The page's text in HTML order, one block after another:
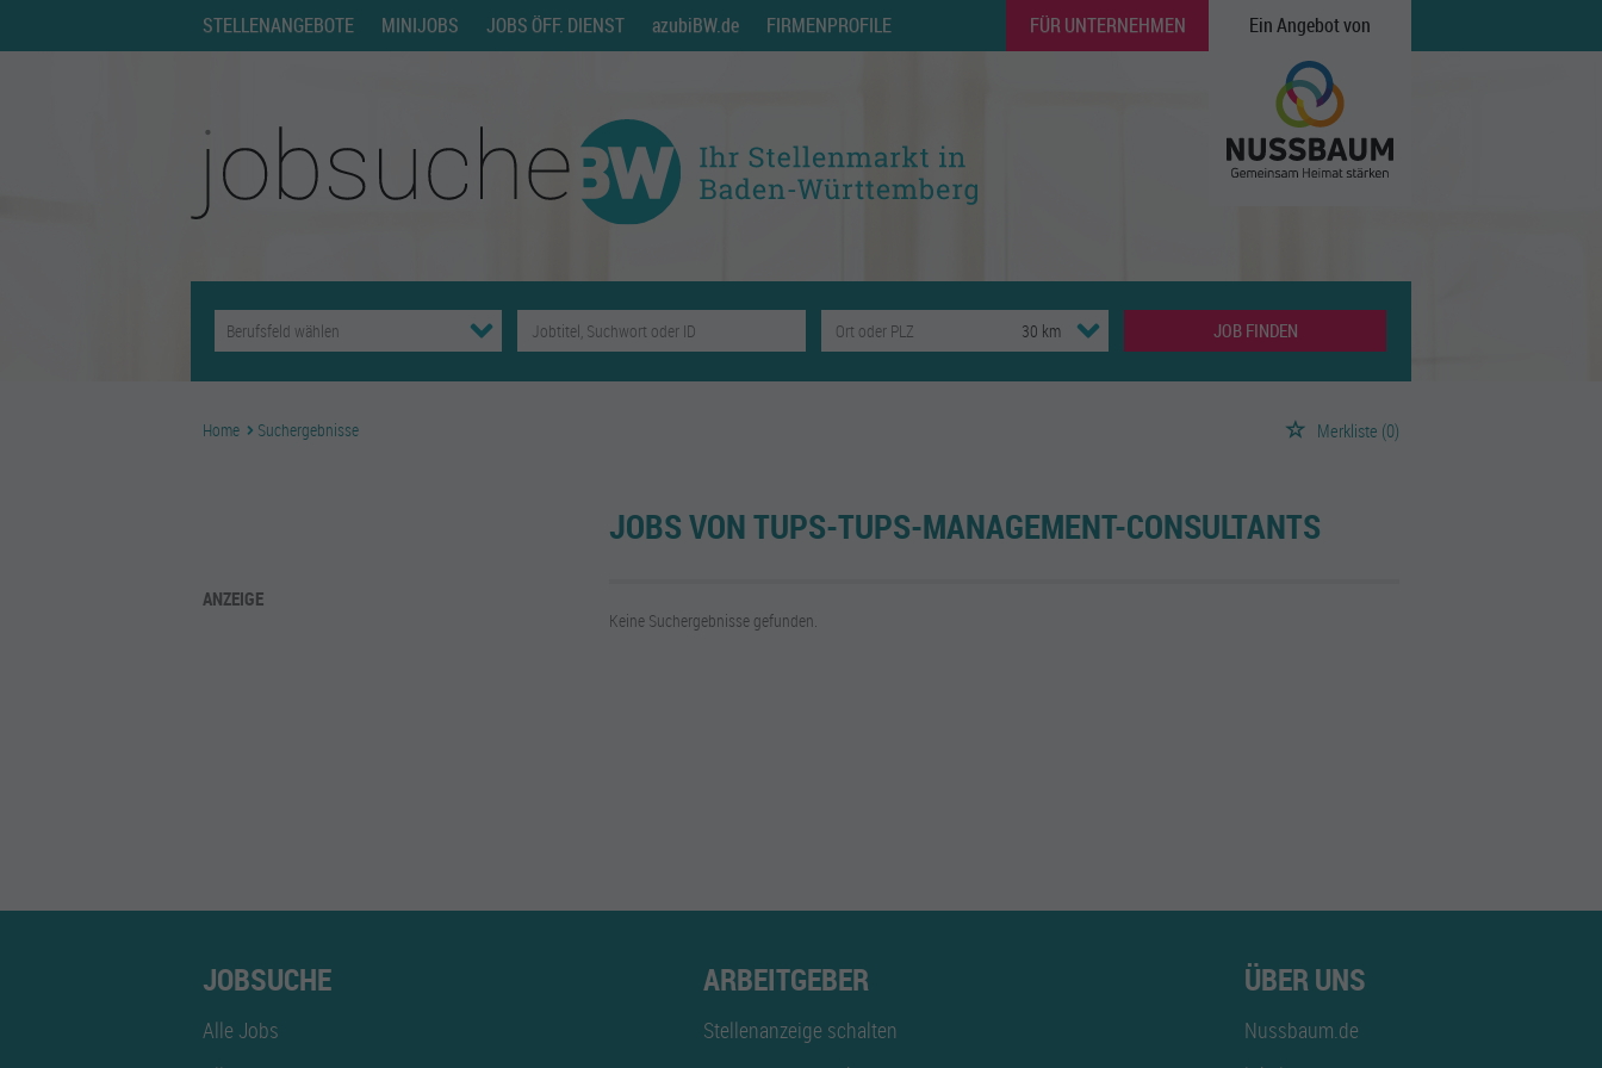
STELLENANGEBOTE MINIJOBS JOBS ÖFF. DIENST azubiBW.de FIRMENPROFILE FÜR UNTERNEHMEN Ein Angebot von
JOB FINDEN
Home Suchergebnisse Merkliste (0)
ANZEIGE
JOBS VON TUPS-TUPS-MANAGEMENT-CONSULTANTS
Keine Suchergebnisse gefunden.
JOBSUCHE
Alle Jobs
ARBEITGEBER
Stellenanzeige schalten
ÜBER UNS
Nussbaum.de